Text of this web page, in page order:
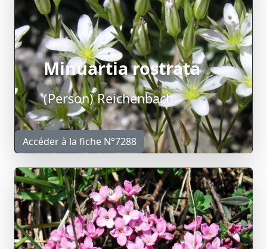
Minuartia rostrata
(Person) Reichenbach
Accéder à la fiche N°7288